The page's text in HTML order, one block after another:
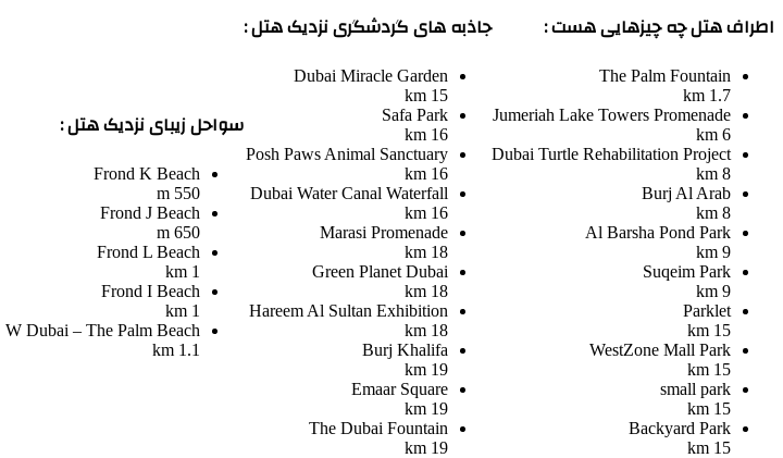
اطراف هتل چه چیزهایی هست :
The Palm Fountain
1.7 km
Jumeriah Lake Towers Promenade
6 km
Dubai Turtle Rehabilitation Project
8 km
Burj Al Arab
8 km
Al Barsha Pond Park
9 km
Suqeim Park
9 km
Parklet
15 km
WestZone Mall Park
15 km
small park
15 km
Backyard Park
15 km
جاذبه های گردشگری نزدیک هتل :
Dubai Miracle Garden
15 km
Safa Park
16 km
Posh Paws Animal Sanctuary
16 km
Dubai Water Canal Waterfall
16 km
Marasi Promenade
18 km
Green Planet Dubai
18 km
Hareem Al Sultan Exhibition
18 km
Burj Khalifa
19 km
Emaar Square
19 km
The Dubai Fountain
19 km
سواحل زیبای نزدیک هتل :
Frond K Beach
550 m
Frond J Beach
650 m
Frond L Beach
1 km
Frond I Beach
1 km
W Dubai – The Palm Beach
1.1 km